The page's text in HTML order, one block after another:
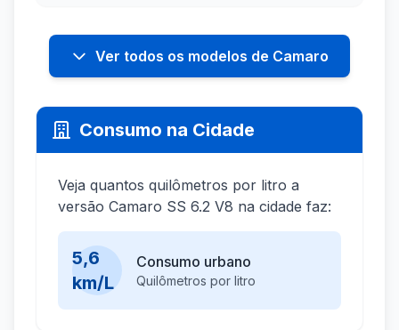
Ver todos os modelos de Camaro
Consumo na Cidade
Veja quantos quilômetros por litro a
versão Camaro SS 6.2 V8 na cidade faz:
5,6
km/L
Consumo urbano
Quilômetros por litro